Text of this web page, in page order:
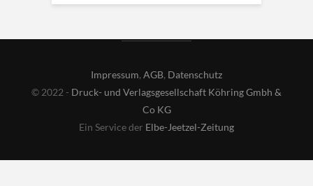
Impressum,AGB, Datenschutz
© 2022 - Druck- und Verlagsgesellschaft Köhring Gmbh &
Co KG
Ein Service der Elbe-Jeetzel-Zeitung